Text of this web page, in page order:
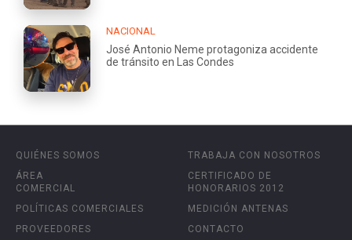
NACIONAL
José Antonio Neme protagoniza accidente
de tránsito en Las Condes
QUIÉNES SOMOS
ÁREA
COMERCIAL
POLÍTICAS COMERCIALES
PROVEEDORES
TRABAJA CON NOSOTROS
CERTIFICADO DE
HONORARIOS 2012
MEDICIÓN ANTENAS
CONTACTO